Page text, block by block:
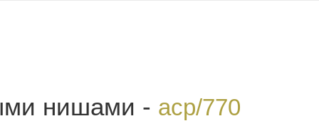
нишами - acp/770